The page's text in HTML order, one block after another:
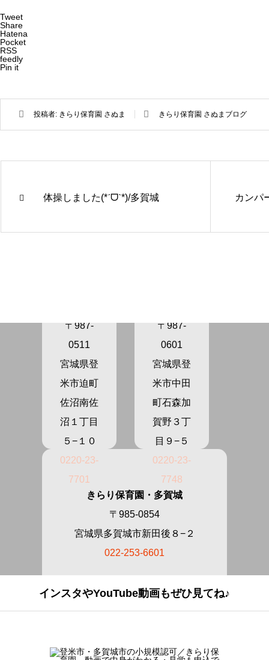
Tweet
Share
Hatena
Pocket
RSS
feedly
Pin it
投稿者: きらり保育園 さぬま きらり保育園 さぬまブログ
体操しました(*ˊᗜˋ*)/多賀城 カンパ
〒987-
0511
宮城県登
米市迫町
佐沼南佐
沼１丁目
５−１０
0220-23-
7701
〒987-
0601
宮城県登
米市中田
町石森加
賀野３丁
目９−５
0220-23-
7748
きらり保育園・多賀城
〒985-0854
宮城県多賀城市新田後８−２
022-253-6601
インスタやYouTube動画もぜひ見てね♪